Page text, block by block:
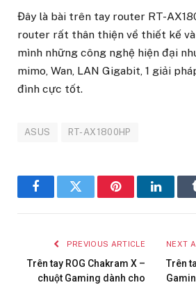
Đây là bài trên tay router RT-
router rất thân thiện về thiết kế
mình những công nghệ hiện đại
mimo, Wan, LAN Gigabit, 1 giải
đình cực tốt.
ASUS RT-AX1800HP
FacebookTwitter Pinterest
PREVIOUS ARTICLE
Trên tay ROG Chakram X –
chuột Gaming dành cho
NEXT
Trên